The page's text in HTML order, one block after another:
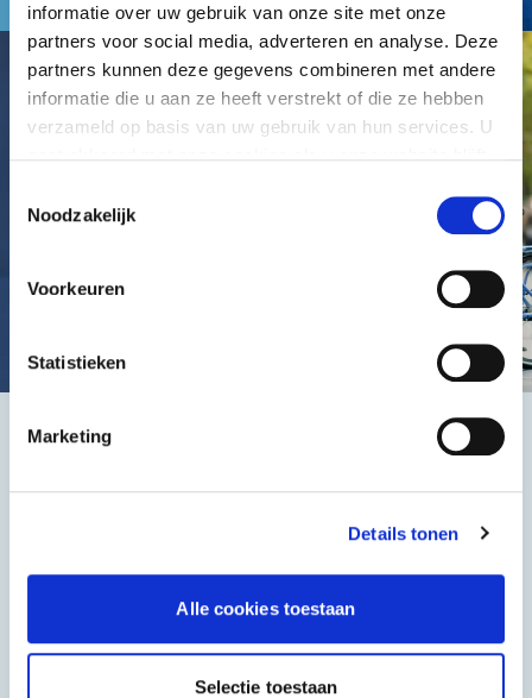
informatie over uw gebruik van onze site met onze
partners voor social media, adverteren en analyse. Deze
partners kunnen deze gegevens combineren met andere
informatie die u aan ze heeft verstrekt of die ze hebben
verzameld op basis van uw gebruik van hun services. U
Noodzakelijk
Voorkeuren
Statistieken
Marketing
Details tonen
Alle cookies toestaan
Selectie toestaan
Het beste, de goedkoopste